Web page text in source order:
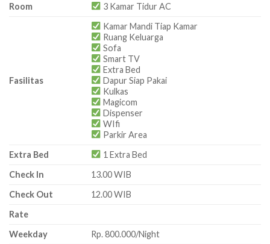
customer
was:
Rp1.500.000.
is:
Rp800.000.
Room 3 Kamar Tidur AC
Fasilitas
Kamar Mandi Tiap Kamar
Ruang Keluarga
Sofa
Smart TV
Extra Bed
Dapur Siap Pakai
Kulkas
Magicom
Dispenser
WIfi
Parkir Area
Extra Bed
1 Extra Bed
Check In
13.00 WIB
Check Out
12.00 WIB
Rate
Weekday
Rp. 800.000/Night